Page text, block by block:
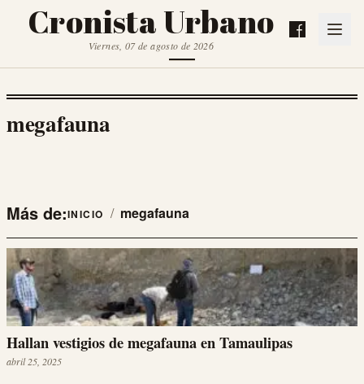
Cronista Urbano
Viernes, 07 de agosto de 2026
megafauna
Más de:INICIO / megafauna
Hallan vestigios de megafauna en Tamaulipas
abril 25, 2025